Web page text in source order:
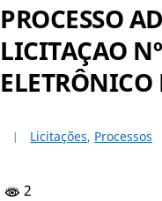
PROCESSO
LICITAÇAO
Licitações, Processos
2